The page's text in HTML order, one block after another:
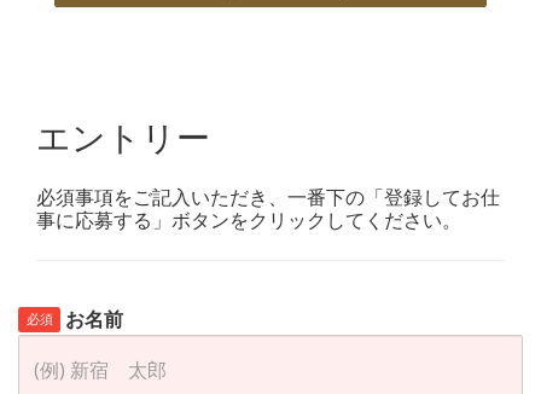
エントリー
必須事項をご記入いただき、一番下の「登録してお仕
事に応募する」ボタンをクリックしてください。
必須 お名前